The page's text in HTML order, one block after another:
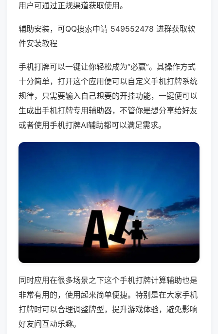
用户可通过正规渠道获取使用。
辅助安装，可QQ搜索申请 549552478 进群获取软
件安装教程
手机打牌可以一键让你轻松成为“必赢”。其操作方式
十分简单，打开这个应用便可以自定义手机打牌系统
规律，只需要输入自己想要的开挂功能，一键便可以
生成出手机打牌专用辅助器，不管你是想分享给好友
或者使用手机打牌AI辅助都可以满足需求。
同时应用在很多场景之下这个手机打牌计算辅助也是
非常有用的，使用起来简单便捷。特别是在大家手机
打牌时可以合理调整牌型，提升游戏体验，避免影响
好友间互动乐趣。